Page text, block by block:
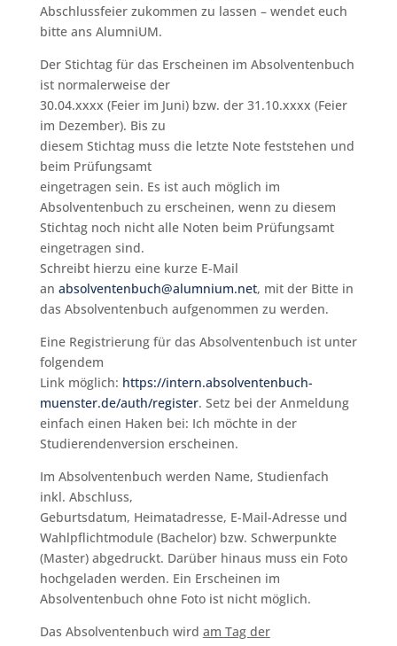
Abschlussfeier zukommen zu lassen – wendet euch
bitte ans AlumniUM.
Der Stichtag für das Erscheinen im Absolventenbuch
ist normalerweise der
30.04.xxxx (Feier im Juni) bzw. der 31.10.xxxx (Feier
im Dezember). Bis zu
diesem Stichtag muss die letzte Note feststehen und
beim Prüfungsamt
eingetragen sein. Es ist auch möglich im
Absolventenbuch zu erscheinen, wenn zu diesem
Stichtag noch nicht alle Noten beim Prüfungsamt
eingetragen sind.
Schreibt hierzu eine kurze E-Mail
an absolventenbuch@alumnium.net, mit der Bitte in
das Absolventenbuch aufgenommen zu werden.
Eine Registrierung für das Absolventenbuch ist unter
folgendem
Link möglich: https://intern.absolventenbuch-
muenster.de/auth/register. Setz bei der Anmeldung
einfach einen Haken bei: Ich möchte in der
Studierendenversion erscheinen.
Im Absolventenbuch werden Name, Studienfach
inkl. Abschluss,
Geburtsdatum, Heimatadresse, E-Mail-Adresse und
Wahlpflichtmodule (Bachelor) bzw. Schwerpunkte
(Master) abgedruckt. Darüber hinaus muss ein Foto
hochgeladen werden. Ein Erscheinen im
Absolventenbuch ohne Foto ist nicht möglich.
Das Absolventenbuch wird am Tag der